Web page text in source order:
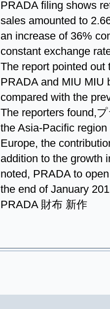
PRADA filing shows
sales amounted to
an increase of 36%
constant exchange
The report pointed
PRADA and MIU MIU
compared with the
The reporters found,
the Asia-Pacific
Europe, the
addition to the growth
noted, PRADA to
the end of January
PRADA 財布 新作